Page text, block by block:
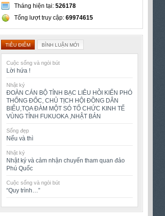
Tháng hiện tại: 526178
Tổng lượt truy cập: 69974615
TIÊU ĐIỂM BÌNH LUẬN MỚI
Cuộc sống và ngòi bút
Lời hứa !
Nhật ký
ĐOÀN CÁN BỘ TỈNH BẠC LIÊU HỎ̀I KIẾN PHÓ
THỐNG ĐỐC, CHỦ TỊCH HỘI ĐỒNG DÂN
BIỂU,TỌA ĐÀM MỘT SÓ TỔ CHỨC KINH TẾ
VÙNG TỈNH FUKUOKA ,NHẬT BẢN
Sống đẹp
Nếu và thì
Nhật ký
Nhật ký và cảm nhận chuyến tham quan đảo
Phú Quốc
Cuộc sống và ngòi bút
“Quy trình…”